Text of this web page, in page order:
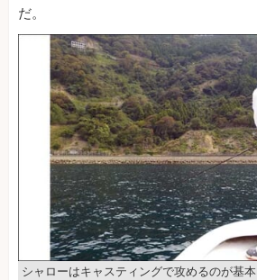
だ。
シャローはキャスティングで攻めるのが基本